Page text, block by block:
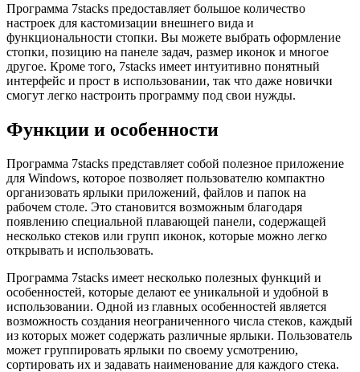
Программа 7stacks предоставляет большое количество
настроек для кастомизации внешнего вида и
функциональности стопки. Вы можете выбрать оформление
стопки, позицию на панеле задач, размер иконок и многое
другое. Кроме того, 7stacks имеет интуитивно понятный
интерфейс и прост в использовании, так что даже новички
смогут легко настроить программу под свои нужды.
Функции и особенности
Программа 7stacks представляет собой полезное приложение
для Windows, которое позволяет пользователю компактно
организовать ярлыки приложений, файлов и папок на
рабочем столе. Это становится возможным благодаря
появлению специальной плавающей панели, содержащей
несколько стеков или групп иконок, которые можно легко
открывать и использовать.
Программа 7stacks имеет несколько полезных функций и
особенностей, которые делают ее уникальной и удобной в
использовании. Одной из главных особенностей является
возможность создания неограниченного числа стеков, каждый
из которых может содержать различные ярлыки. Пользователь
может группировать ярлыки по своему усмотрению,
сортировать их и задавать наименование для каждого стека.